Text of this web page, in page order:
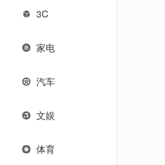
3C
家电
汽车
文娱
体育